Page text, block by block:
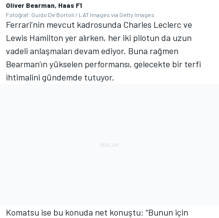
Oliver Bearman, Haas F1
Fotoğraf: Guido De Bortoli / LAT Images via Getty Images
Ferrari’nin mevcut kadrosunda Charles Leclerc ve
Lewis Hamilton yer alırken, her iki pilotun da uzun
vadeli anlaşmaları devam ediyor. Buna rağmen
Bearman’ın yükselen performansı, gelecekte bir terfi
ihtimalini gündemde tutuyor.
Komatsu ise bu konuda net konuştu: “Bunun için